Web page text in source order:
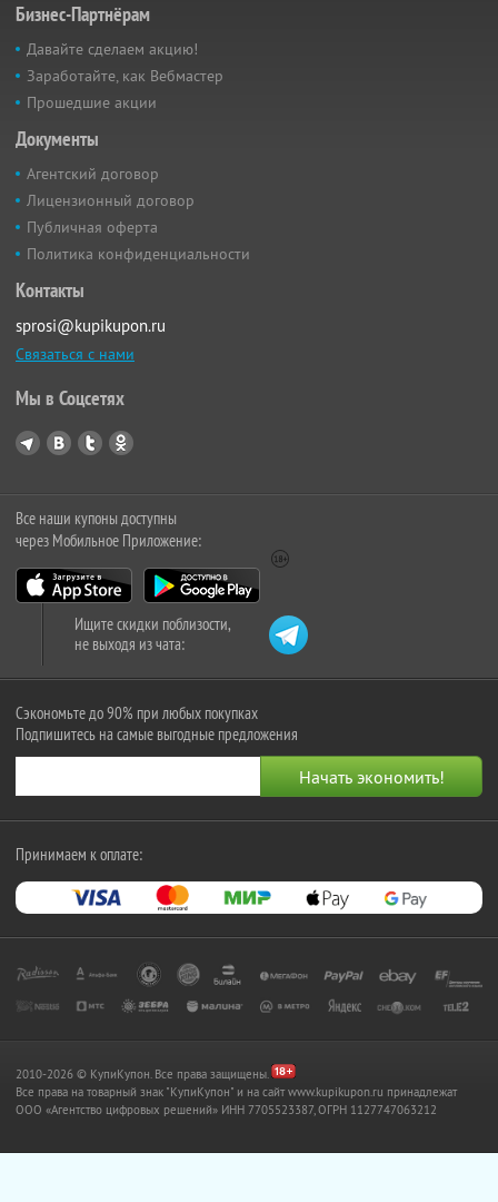
Бизнес-Партнёрам
Давайте сделаем акцию!
Заработайте, как Вебмастер
Прошедшие акции
Документы
Агентский договор
Лицензионный договор
Публичная оферта
Политика конфиденциальности
Контакты
sprosi@kupikupon.ru
Связаться с нами
Мы в Соцсетях
Все наши купоны доступны
через Мобильное Приложение:
Ищите скидки поблизости,
не выходя из чата:
Сэкономьте до 90% при любых покупках
Подпишитесь на самые выгодные предложения
Принимаем к оплате:
2010-2026 © КупиКупон. Все права защищены.
Все права на товарный знак "КупиКупон" и на сайт www.kupikupon.ru принадлежат
OOO «Агентство цифровых решений» ИНН 7705523387, ОГРН 1127747063212